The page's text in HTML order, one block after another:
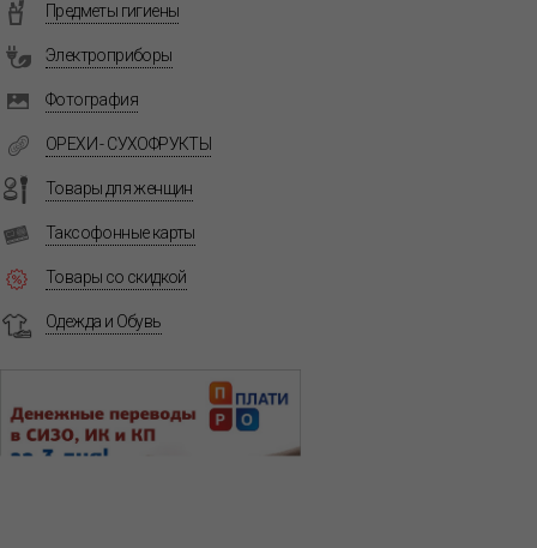
Предметы гигиены
Электроприборы
Фотография
ОРЕХИ - СУХОФРУКТЫ
Товары для женщин
Таксофонные карты
Товары со скидкой
Одежда и Обувь